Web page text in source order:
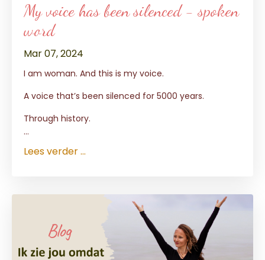
My voice has been silenced - spoken
word
Mar 07, 2024
I am woman. And this is my voice.
A voice that’s been silenced for 5000 years.
Through history.
...
Lees verder ...